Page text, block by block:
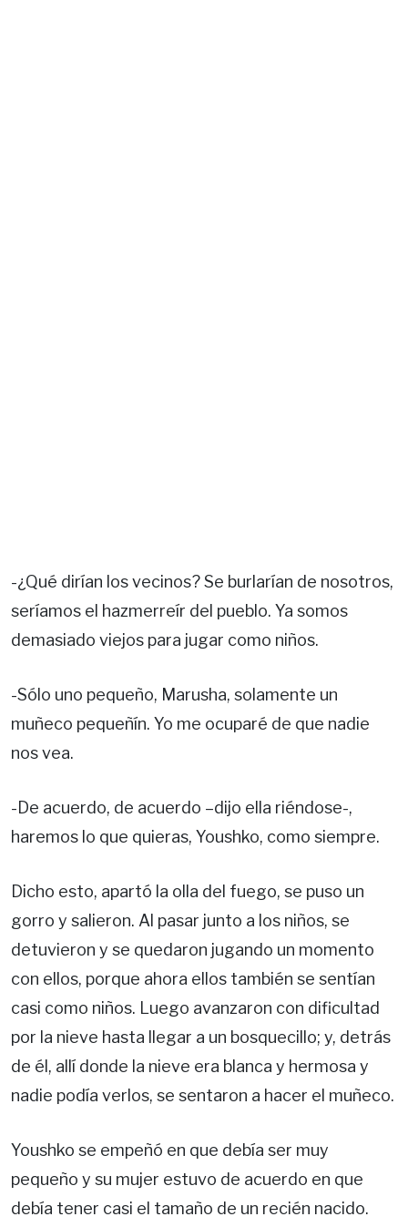
-¿Qué dirían los vecinos? Se burlarían de nosotros,
seríamos el hazmerreír del pueblo. Ya somos
demasiado viejos para jugar como niños.
-Sólo uno pequeño, Marusha, solamente un
muñeco pequeñín. Yo me ocuparé de que nadie
nos vea.
-De acuerdo, de acuerdo –dijo ella riéndose-,
haremos lo que quieras, Youshko, como siempre.
Dicho esto, apartó la olla del fuego, se puso un
gorro y salieron. Al pasar junto a los niños, se
detuvieron y se quedaron jugando un momento
con ellos, porque ahora ellos también se sentían
casi como niños. Luego avanzaron con dificultad
por la nieve hasta llegar a un bosquecillo; y, detrás
de él, allí donde la nieve era blanca y hermosa y
nadie podía verlos, se sentaron a hacer el muñeco.
Youshko se empeñó en que debía ser muy
pequeño y su mujer estuvo de acuerdo en que
debía tener casi el tamaño de un recién nacido.